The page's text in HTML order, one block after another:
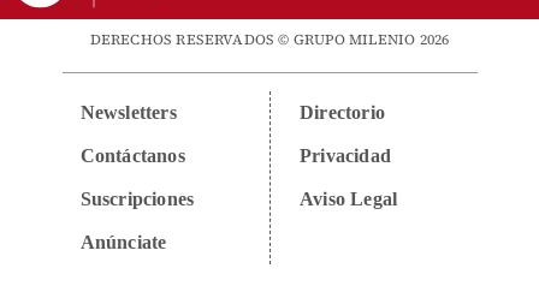
DERECHOS RESERVADOS © GRUPO MILENIO 2026
Newsletters
Contáctanos
Suscripciones
Anúnciate
Directorio
Privacidad
Aviso Legal